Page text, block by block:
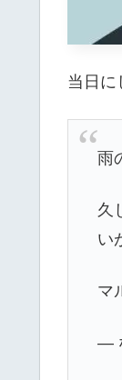
当日に
雨
久
い
マ
—